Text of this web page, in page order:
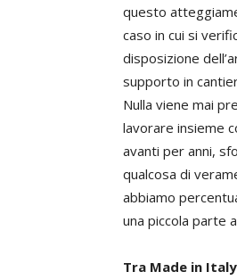
questo
caso in cui si
disposizione
supporto in
Nulla viene mai
lavorare insieme
avanti per anni,
qualcosa di
abbiamo
una piccola parte
Tra Made in